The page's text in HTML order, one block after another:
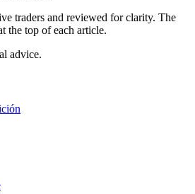
traders and reviewed for clarity. The
the top of each article.
advice.